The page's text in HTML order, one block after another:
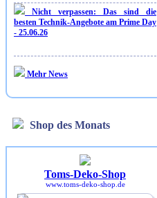
Nicht verpassen: Das sind die
besten Technik-Angebote am Prime Day
- 25.06.26
Mehr News
Shop des Monats
Toms-Deko-Shop
www.toms-deko-shop.de